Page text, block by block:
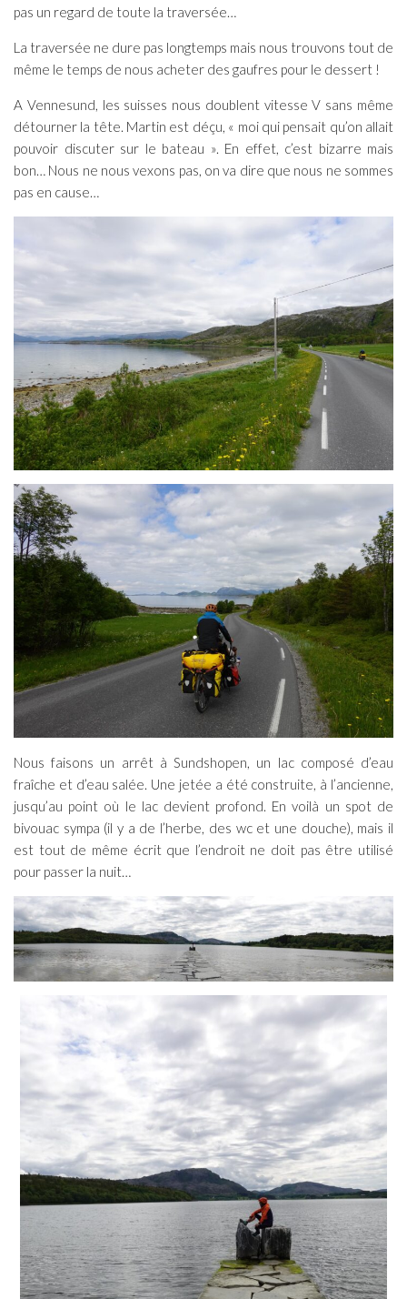
pas un regard de toute la traversée…
La traversée ne dure pas longtemps mais nous trouvons tout de
même le temps de nous acheter des gaufres pour le dessert !
A Vennesund, les suisses nous doublent vitesse V sans même
détourner la tête. Martin est déçu, « moi qui pensait qu’on allait
pouvoir discuter sur le bateau ». En effet, c’est bizarre mais
bon… Nous ne nous vexons pas, on va dire que nous ne sommes
pas en cause…
Nous faisons un arrêt à Sundshopen, un lac composé d’eau
fraîche et d’eau salée. Une jetée a été construite, à l’ancienne,
jusqu’au point où le lac devient profond. En voilà un spot de
bivouac sympa (il y a de l’herbe, des wc et une douche), mais il
est tout de même écrit que l’endroit ne doit pas être utilisé
pour passer la nuit…